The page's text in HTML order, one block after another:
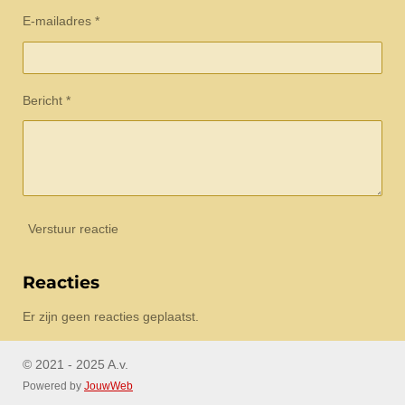
E-mailadres *
Bericht *
Verstuur reactie
Reacties
Er zijn geen reacties geplaatst.
© 2021 - 2025 A.v.
Powered by JouwWeb